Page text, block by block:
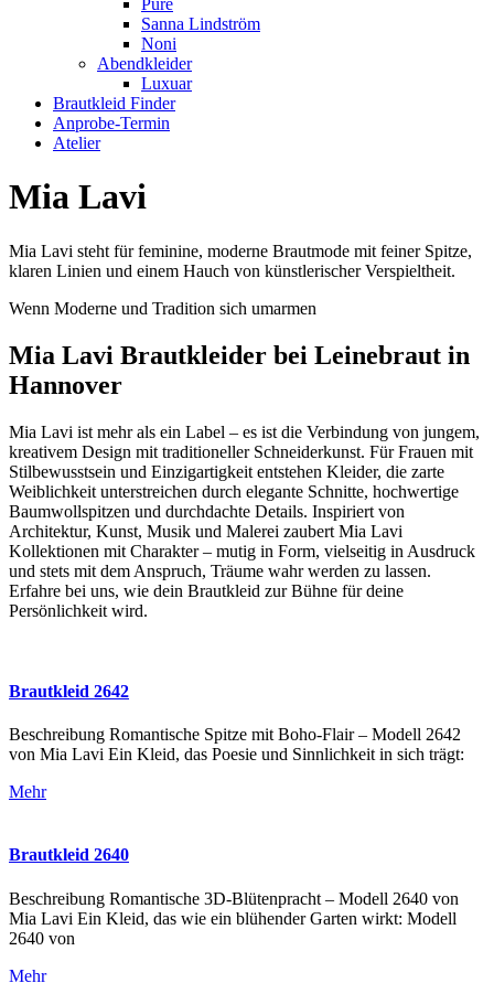
Pure
Sanna Lindström
Noni
Abendkleider
Luxuar
Brautkleid Finder
Anprobe-Termin
Atelier
Mia Lavi
Mia Lavi steht für feminine, moderne Brautmode mit feiner Spitze,
klaren Linien und einem Hauch von künstlerischer Verspieltheit.
Wenn Moderne und Tradition sich umarmen
Mia Lavi Brautkleider bei Leinebraut in
Hannover
Mia Lavi ist mehr als ein Label – es ist die Verbindung von jungem,
kreativem Design mit traditioneller Schneiderkunst. Für Frauen mit
Stilbewusstsein und Einzigartigkeit entstehen Kleider, die zarte
Weiblichkeit unterstreichen durch elegante Schnitte, hochwertige
Baumwollspitzen und durchdachte Details. Inspiriert von
Architektur, Kunst, Musik und Malerei zaubert Mia Lavi
Kollektionen mit Charakter – mutig in Form, vielseitig in Ausdruck
und stets mit dem Anspruch, Träume wahr werden zu lassen.
Erfahre bei uns, wie dein Brautkleid zur Bühne für deine
Persönlichkeit wird.
Brautkleid 2642
Beschreibung Romantische Spitze mit Boho-Flair – Modell 2642
von Mia Lavi Ein Kleid, das Poesie und Sinnlichkeit in sich trägt:
Mehr
Brautkleid 2640
Beschreibung Romantische 3D-Blütenpracht – Modell 2640 von
Mia Lavi Ein Kleid, das wie ein blühender Garten wirkt: Modell
2640 von
Mehr